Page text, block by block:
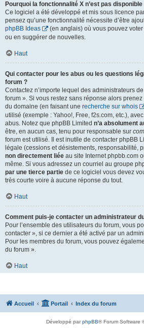
Pourquoi la fonctionnalité X n’est pas disponible
Ce logiciel a été développé et mis sous licence
pensez qu’une fonctionnalité nécessite d’être
phpBB Ideas
(en anglais) où vous pouvez
ou en suggérer de nouvelles.
Haut
Qui contacter pour les abus ou les questions
forum ?
Contactez n’importe lequel des administrateurs
forum ». Si vous restez sans réponse alors
du domaine (en faisant une recherche sur whois
utilisé (exemple : Yahoo!, Free, f2s.com, etc.),
abus. Notez que phpBB Limited n’a absolument
être, en aucun cas, tenu pour responsable sur
forum est utilisé. Il est inutile de contacter phpBB
légale (cessions et désistements, responsabilité,
non directement liée au site Internet phpbb.com
même. Si vous adressez un courriel au groupe
par une tierce partie de ce logiciel vous devez
très courte voire à aucune réponse du tout.
Haut
Comment puis-je contacter un administrateur
Pour l’ensemble des utilisateurs du forum, vous
contacter », si ce dernier a été activé par un
Pour les membres du forum, vous pouvez
du forum ».
Haut
Accueil Portail Index du forum
Développé parphpBB® Forum Software